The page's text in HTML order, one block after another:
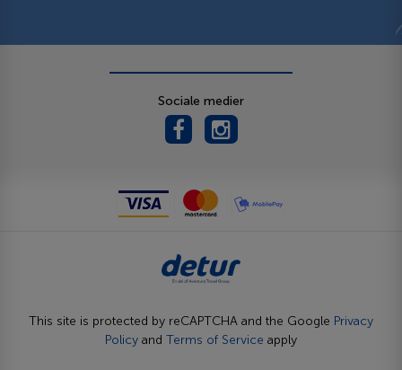
Sociale medier
This site is protected by reCAPTCHA and the Google Privacy
Policy and Terms of Service apply